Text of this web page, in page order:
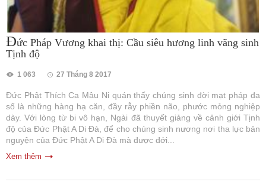
Đức Pháp Vương khai thị: Cầu siêu hương linh vãng sinh
Tịnh độ
1 063 27 Tháng 8 2017
Đức Phật Thích Ca Mâu Ni quán thấy chúng sinh đời mạt pháp đa
số là những hàng hạ căn, đầy rẫy phiền não, phước mỏng nghiệp
dày. Với lòng từ bi vô hạn, Ngài đã thuyết giảng về cảnh giới Tịnh
độ của Đức Phật A Di Đà, để cho chúng sinh nương nơi tha lực bản
nguyện của Đức Phật A Di Đà mà được đới...
Xem thêm